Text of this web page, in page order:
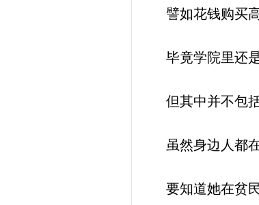
譬如花钱购买高
毕竟学院里还是
但其中并不包括
虽然身边人都
要知道她在贫民